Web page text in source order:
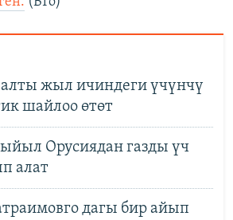
алты жыл ичиндеги үчүнчү
шайлоо өтөт
Орусиядан газды үч
алат
дагы бир айып